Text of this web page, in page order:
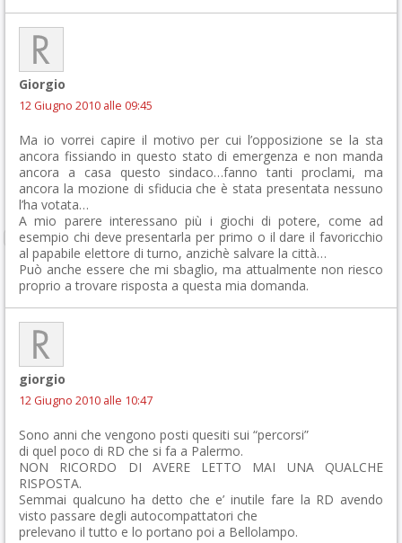
Giorgio
12 Giugno 2010 alle 09:45
Ma io vorrei capire il motivo per cui l’opposizione se la sta
ancora fissiando in questo stato di emergenza e non manda
ancora a casa questo sindaco…fanno tanti proclami, ma
ancora la mozione di sfiducia che è stata presentata nessuno
l’ha votata…
A mio parere interessano più i giochi di potere, come ad
esempio chi deve presentarla per primo o il dare il favoricchio
al papabile elettore di turno, anzichè salvare la città…
Può anche essere che mi sbaglio, ma attualmente non riesco
proprio a trovare risposta a questa mia domanda.
giorgio
12 Giugno 2010 alle 10:47
Sono anni che vengono posti quesiti sui “percorsi”
di quel poco di RD che si fa a Palermo.
NON RICORDO DI AVERE LETTO MAI UNA QUALCHE
RISPOSTA.
Semmai qualcuno ha detto che e’ inutile fare la RD avendo
visto passare degli autocompattatori che
prelevano il tutto e lo portano poi a Bellolampo.